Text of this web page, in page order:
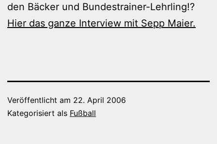
den Bäcker und Bundestrainer-Lehrling!?
Hier das ganze Interview mit Sepp Maier.
Veröffentlicht am 22. April 2006
Kategorisiert als Fußball